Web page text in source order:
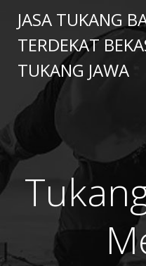
JASA TUKANG
TERDEKAT
TUKANG JAWA